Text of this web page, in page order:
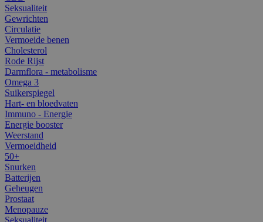
Seksualiteit
Gewrichten
Circulatie
Vermoeide benen
Cholesterol
Rode Rijst
Darmflora - metabolisme
Omega 3
Suikerspiegel
Hart- en bloedvaten
Immuno - Energie
Energie booster
Weerstand
Vermoeidheid
50+
Snurken
Batterijen
Geheugen
Prostaat
Menopauze
Seksualiteit